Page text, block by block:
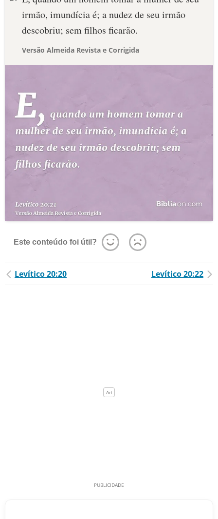
irmão, imundícia é; a nudez de seu irmão
descobriu; sem filhos ficarão.
Versão Almeida Revista e Corrigida
Este conteúdo foi útil?
Levítico 20:20 Levítico 20:22